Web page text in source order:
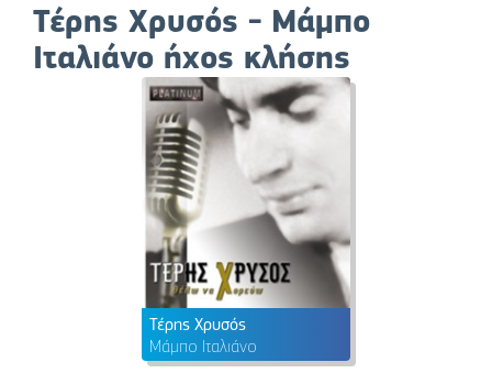
Τέρης Χρυσός - Μάμπο
Ιταλιάνο ήχος κλήσης
Τέρης Χρυσός
Μάμπο Ιταλιάνο